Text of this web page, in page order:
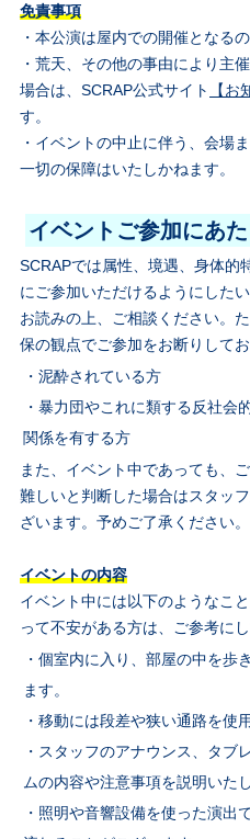
免責事項
・本公演は屋内での開催となる
・荒天、その他の事由により主
場合は、SCRAP公式サイト
【お
す。
・イベントの中止に伴う、会場
一切の保障はいたしかねます。
イベントご参加にあた
SCRAPでは属性、境遇、身体的
にご参加いただけるようにした
お読みの上、ご相談ください。
保の観点でご参加をお断りしてお
・泥酔されている方
・暴力団やこれに類する反社会
関係を有する方
また、イベント中であっても、
難しいと判断した場合はスタッ
ざいます。予めご了承ください。
イベントの内容
イベント中には以下のようなこ
って不安がある方は、ご参考にし
・個室内に入り、部屋の中を歩
ます。
・移動には段差や狭い通路を使
・スタッフのアナウンス、タブ
ムの内容や注意事項を説明いたし
・照明や音響設備を使った演出